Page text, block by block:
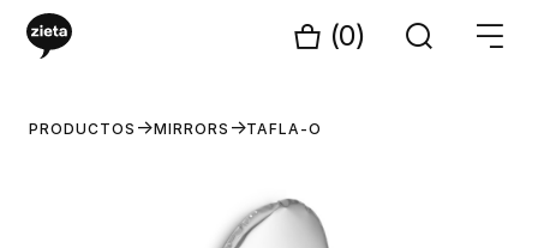
(0)
PRODUCTOS MIRRORS TAFLA-O